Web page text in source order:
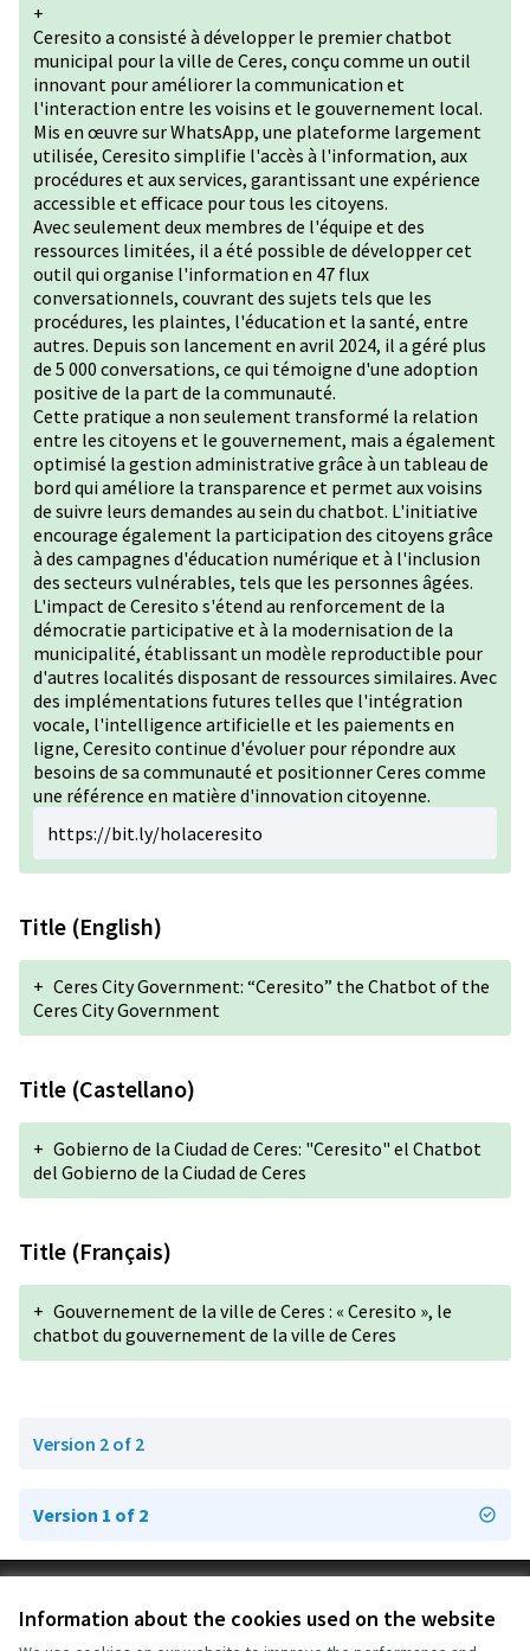
Information about the cookies used on the website
+
Ceresito a consisté à développer le premier chatbot
municipal pour la ville de Ceres, conçu comme un outil
innovant pour améliorer la communication et
l'interaction entre les voisins et le gouvernement local.
Mis en œuvre sur WhatsApp, une plateforme largement
utilisée, Ceresito simplifie l'accès à l'information, aux
procédures et aux services, garantissant une expérience
accessible et efficace pour tous les citoyens.
Avec seulement deux membres de l'équipe et des
ressources limitées, il a été possible de développer cet
outil qui organise l'information en 47 flux
conversationnels, couvrant des sujets tels que les
procédures, les plaintes, l'éducation et la santé, entre
autres. Depuis son lancement en avril 2024, il a géré plus
de 5 000 conversations, ce qui témoigne d'une adoption
positive de la part de la communauté.
Cette pratique a non seulement transformé la relation
entre les citoyens et le gouvernement, mais a également
optimisé la gestion administrative grâce à un tableau de
bord qui améliore la transparence et permet aux voisins
de suivre leurs demandes au sein du chatbot. L'initiative
encourage également la participation des citoyens grâce
à des campagnes d'éducation numérique et à l'inclusion
des secteurs vulnérables, tels que les personnes âgées.
L'impact de Ceresito s'étend au renforcement de la
démocratie participative et à la modernisation de la
municipalité, établissant un modèle reproductible pour
d'autres localités disposant de ressources similaires. Avec
des implémentations futures telles que l'intégration
vocale, l'intelligence artificielle et les paiements en
ligne, Ceresito continue d'évoluer pour répondre aux
besoins de sa communauté et positionner Ceres comme
une référence en matière d'innovation citoyenne.
https://bit.ly/holaceresito
Title (English)
+ Ceres City Government: “Ceresito” the Chatbot of the
Ceres City Government
Title (Castellano)
+ Gobierno de la Ciudad de Ceres: "Ceresito" el Chatbot
del Gobierno de la Ciudad de Ceres
Title (Français)
+ Gouvernement de la ville de Ceres : « Ceresito », le
chatbot du gouvernement de la ville de Ceres
Version 2 of 2
Version 1 of 2
Cookie settings
OIDP at Facebook
OIDP at YouTube